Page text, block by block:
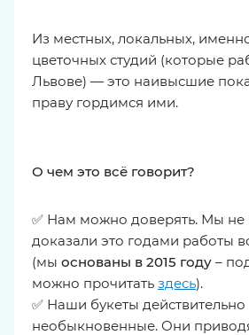
Из местных, локальных,
цветочных студий (которые
Львове) — это наивысшие
праву гордимся ими.
О чем это всё говорит?
✅ Нам можно доверять. Мы не
доказали это годами работы
(мы основаны в 2015 году –
можно прочитать здесь).
✅ Наши букеты действительно
необыкновенные. Они